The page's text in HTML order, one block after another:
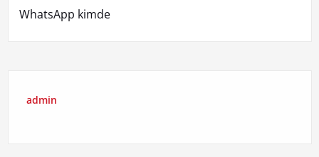
WhatsApp kimde
admin